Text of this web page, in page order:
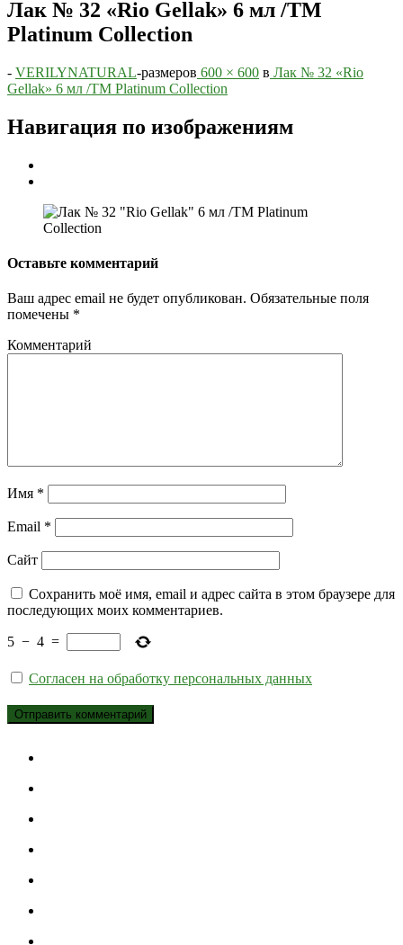
Лак № 32 «Rio Gellak» 6 мл /ТМ
Platinum Collection
- VERILYNATURAL-размеров 600 × 600 в Лак № 32 «Rio
Gellak» 6 мл /ТМ Platinum Collection
Навигация по изображениям
Оставьте комментарий
Ваш адрес email не будет опубликован. Обязательные поля
помечены *
Комментарий
Имя *
Email *
Сайт
Сохранить моё имя, email и адрес сайта в этом браузере для
последующих моих комментариев.
5 − 4 =
Согласен на обработку персональных данных